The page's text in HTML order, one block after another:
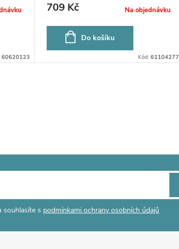
60620123
709 Kč Na objednávku
Do košíku
Kód: 61104277
souhlasíte s podmínkami ochrany osobních údajů